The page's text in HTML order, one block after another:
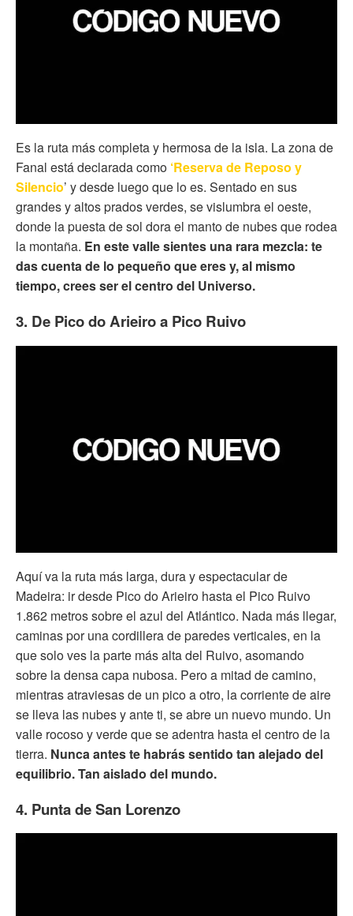
Es la ruta más completa y hermosa de la isla. La zona de
Fanal está declarada como ‘Reserva de Reposo y
Silencio’ y desde luego que lo es. Sentado en sus
grandes y altos prados verdes, se vislumbra el oeste,
donde la puesta de sol dora el manto de nubes que rodea
la montaña. En este valle sientes una rara mezcla: te
das cuenta de lo pequeño que eres y, al mismo
tiempo, crees ser el centro del Universo.
3. De Pico do Arieiro a Pico Ruivo
Aquí va la ruta más larga, dura y espectacular de
Madeira: ir desde Pico do Arieiro hasta el Pico Ruivo
1.862 metros sobre el azul del Atlántico. Nada más llegar,
caminas por una cordillera de paredes verticales, en la
que solo ves la parte más alta del Ruivo, asomando
sobre la densa capa nubosa. Pero a mitad de camino,
mientras atraviesas de un pico a otro, la corriente de aire
se lleva las nubes y ante ti, se abre un nuevo mundo. Un
valle rocoso y verde que se adentra hasta el centro de la
tierra. Nunca antes te habrás sentido tan alejado del
equilibrio. Tan aislado del mundo.
4. Punta de San Lorenzo